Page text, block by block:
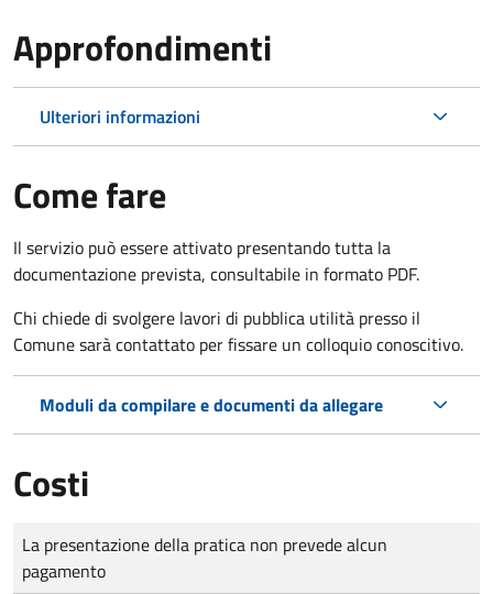
Approfondimenti
Ulteriori informazioni
Come fare
Il servizio può essere attivato presentando tutta la
documentazione prevista, consultabile in formato PDF.
Chi chiede di svolgere lavori di pubblica utilità presso il
Comune sarà contattato per fissare un colloquio conoscitivo.
Moduli da compilare e documenti da allegare
Costi
Tipo di pagamento
Importo
La presentazione della pratica non prevede alcun
pagamento